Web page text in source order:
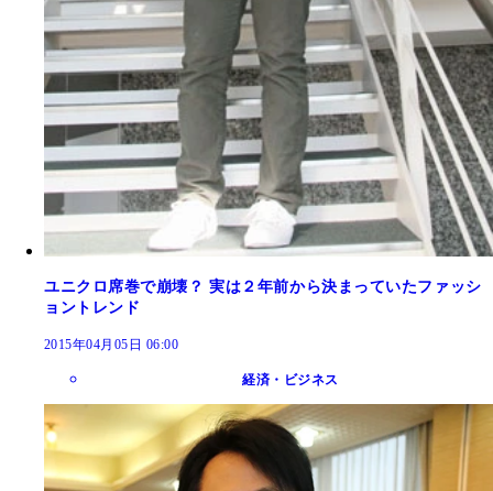
ユニクロ席巻で崩壊？ 実は２年前から決まっていたファッシ
ョントレンド
2015年04月05日 06:00
経済・ビジネス